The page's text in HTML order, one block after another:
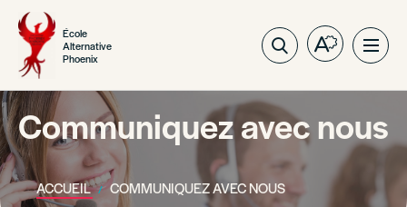
École
Alternative
Phoenix
Ouvrez
barre
site
Communiquez avec nous
ACCUEIL COMMUNIQUEZ AVEC NOUS